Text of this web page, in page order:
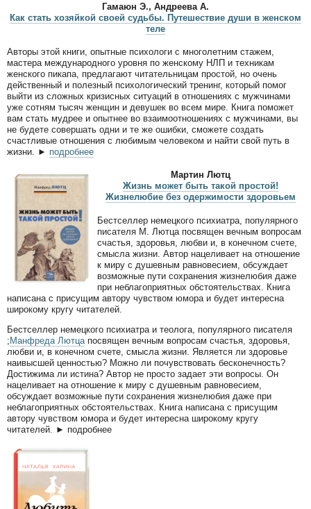
Гамаюн Э., Андреева А.
Как стать хозяйкой своей судьбы. Путешествие души в женском
теле
Авторы этой книги, опытные психологи с многолетним стажем,
мастера международного уровня по женскому НЛП и техникам
женского пикапа, предлагают читательницам простой, но очень
действенный и полезный психологический тренинг, который помог
выйти из сложных кризисных ситуаций в отношениях с мужчинами
уже сотням тысяч женщин и девушек во всем мире. Книга поможет
вам стать мудрее и опытнее во взаимоотношениях с мужчинами, вы
не будете совершать одни и те же ошибки, сможете создать
счастливые отношения с любимым человеком и найти свой путь в
жизни.
► подробнее
Мартин Лютц
Жизнь может быть такой простой!
Жизнелюбие без одержимости здоровьем
Бестселлер немецкого психиатра, популярного
писателя М. Лютца посвящен вечным вопросам
счастья, здоровья, любви и, в конечном счете,
смысла жизни. Автор нацеливает на отношение
к миру с душевным равновесием, обсуждает
возможные пути сохранения жизнелюбия даже
при неблагоприятных обстоятельствах. Книга
написана с присущим автору чувством юмора и будет интересна
широкому кругу читателей.
Бестселлер немецкого психиатра и теолога, популярного писателя
;Манфреда Лютца посвящен вечным вопросам счастья, здоровья,
любви и, в конечном счете, смысла жизни. Является ли здоровье
наивысшей ценностью? Можно ли почувствовать бесконечность?
Достижима ли истина? Автор не просто задает эти вопросы. Он
нацеливает на отношение к миру с душевным равновесием,
обсуждает возможные пути сохранения жизнелюбия даже при
неблагоприятных обстоятельствах. Книга написана с присущим
автору чувством юмора и будет интересна широкому кругу
читателей. ► подробнее